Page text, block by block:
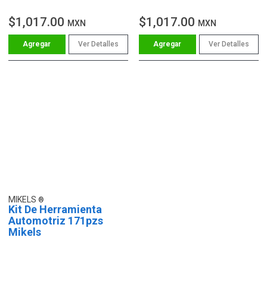
$1,017.00 MXN
Ver Detalles
$1,017.00 MXN
Ver Detalles
MIKELS
Kit De Herramienta
Automotriz 171pzs
Mikels